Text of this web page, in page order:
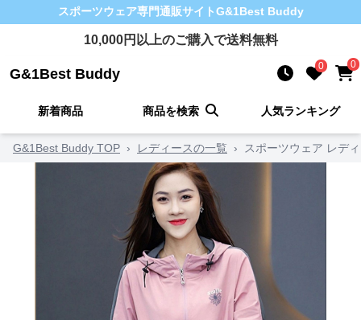
スポーツウェア専門通販サイトG&1Best Buddy
10,000円以上のご購入で送料無料
G&1Best Buddy 0 0
新着商品 商品を検索 人気ランキング
G&1Best Buddy TOP › レディースの一覧 › スポーツウェア レデ